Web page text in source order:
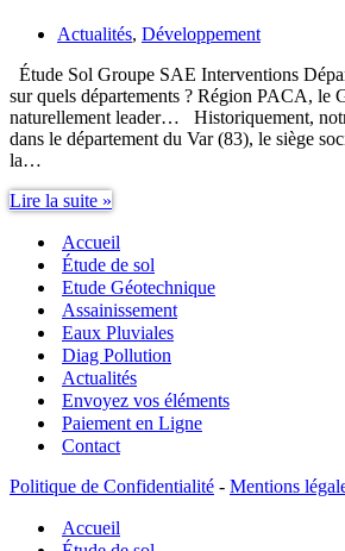
Actualités, Développement
Étude Sol Groupe SAE Interventions
sur quels départements ? Région PACA, le
naturellement leader… Historiquement,
dans le département du Var (83), le siège
la…
Lire la suite »
Groupe
SAE
Interventions
Départements
Accueil
Étude de sol
Etude Géotechnique
Assainissement
Eaux Pluviales
Diag Pollution
Actualités
Envoyez vos éléments
Paiement en Ligne
Contact
Politique de Confidentialité - Mentions
Accueil